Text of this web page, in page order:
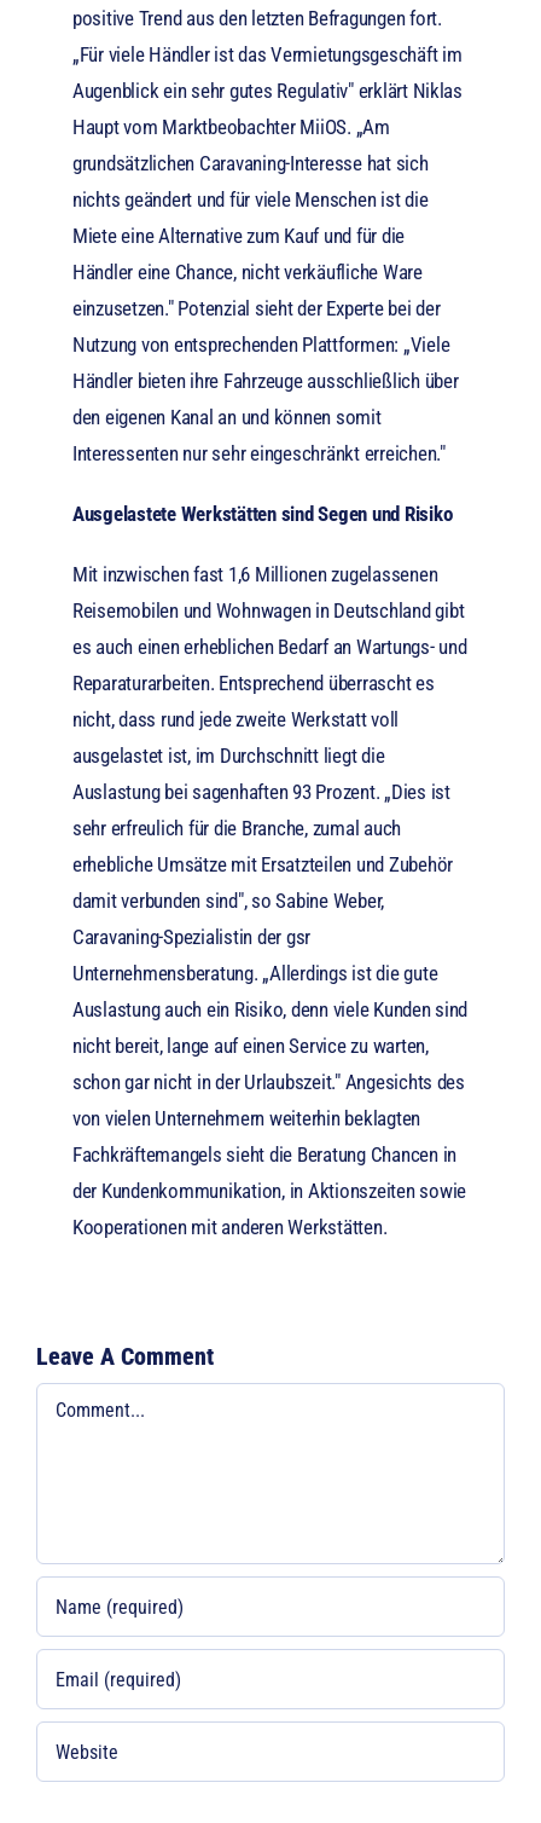
positive Trend aus den letzten Befragungen fort.
„Für viele Händler ist das Vermietungsgeschäft im
Augenblick ein sehr gutes Regulativ" erklärt Niklas
Haupt vom Marktbeobachter MiiOS. „Am
grundsätzlichen Caravaning-Interesse hat sich
nichts geändert und für viele Menschen ist die
Miete eine Alternative zum Kauf und für die
Händler eine Chance, nicht verkäufliche Ware
einzusetzen." Potenzial sieht der Experte bei der
Nutzung von entsprechenden Plattformen: „Viele
Händler bieten ihre Fahrzeuge ausschließlich über
den eigenen Kanal an und können somit
Interessenten nur sehr eingeschränkt erreichen."
Ausgelastete Werkstätten sind Segen und Risiko
Mit inzwischen fast 1,6 Millionen zugelassenen
Reisemobilen und Wohnwagen in Deutschland gibt
es auch einen erheblichen Bedarf an Wartungs- und
Reparaturarbeiten. Entsprechend überrascht es
nicht, dass rund jede zweite Werkstatt voll
ausgelastet ist, im Durchschnitt liegt die
Auslastung bei sagenhaften 93 Prozent. „Dies ist
sehr erfreulich für die Branche, zumal auch
erhebliche Umsätze mit Ersatzteilen und Zubehör
damit verbunden sind", so Sabine Weber,
Caravaning-Spezialistin der gsr
Unternehmensberatung. „Allerdings ist die gute
Auslastung auch ein Risiko, denn viele Kunden sind
nicht bereit, lange auf einen Service zu warten,
schon gar nicht in der Urlaubszeit." Angesichts des
von vielen Unternehmern weiterhin beklagten
Fachkräftemangels sieht die Beratung Chancen in
der Kundenkommunikation, in Aktionszeiten sowie
Kooperationen mit anderen Werkstätten.
Leave A Comment
Comment